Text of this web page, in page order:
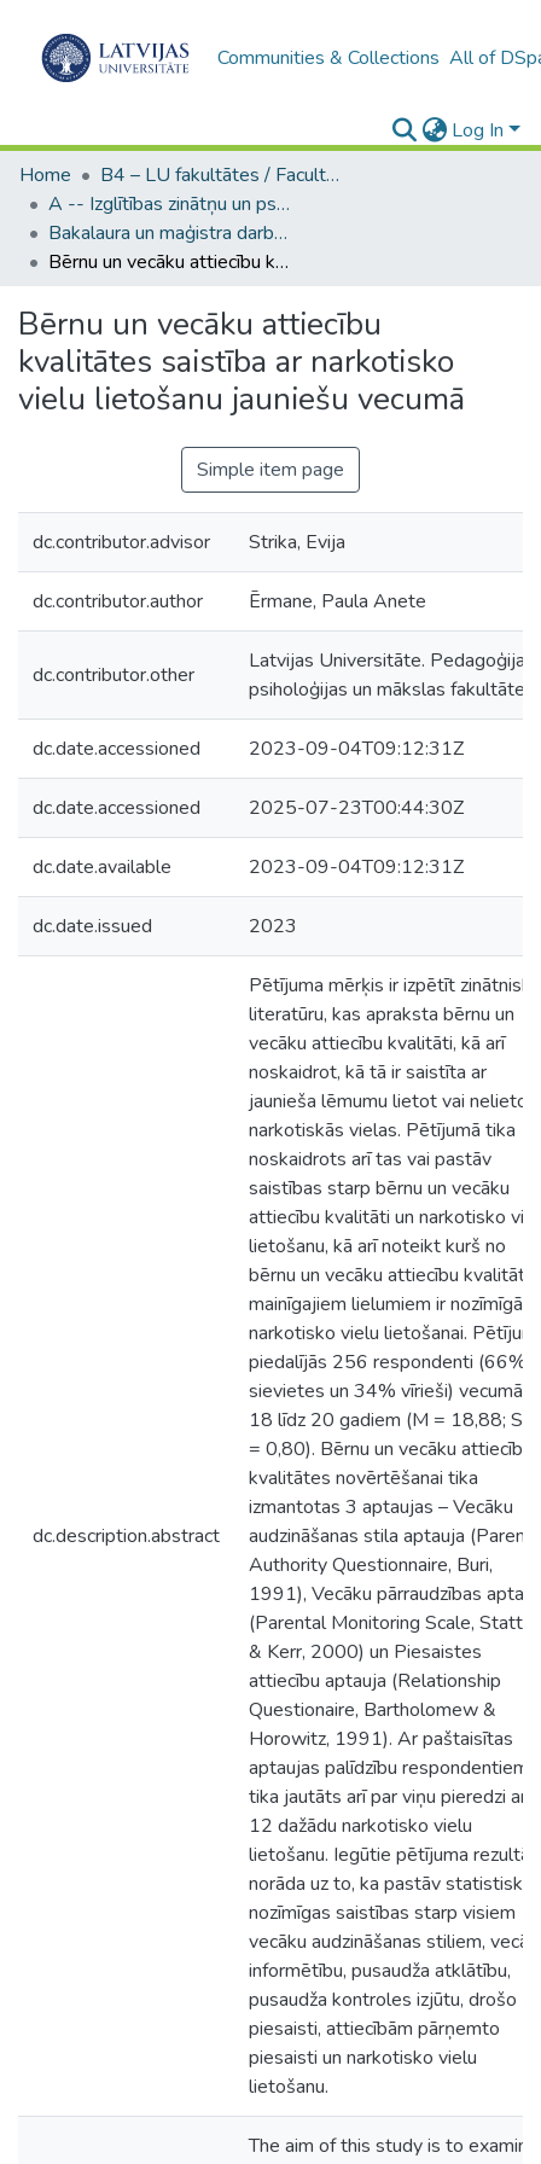
Communities & Collections All of
Log In
Home
B4 – LU fakultātes / Faculties of the UL
A -- Izglītības zinātņu un psiholoģijas fakultāte / Faculty of Education Sciences and Psychology
Bakalaura un maģistra darbi (PPMF) / Bachelor's and Master's theses
Bērnu un vecāku attiecību kvalitātes saistība ar narkotisko vielu lietošanu jauniešu vecumā
Bērnu un vecāku attiecību
kvalitātes saistība ar narkotisko
vielu lietošanu jauniešu vecumā
Simple item page
dc.contributor.advisor Strika, Evija
dc.contributor.author Ērmane, Paula Anete
dc.contributor.other
Latvijas Universitāte. Pedagoģijas,
psiholoģijas un mākslas fakultāte
dc.date.accessioned 2023-09-04T09:12:31Z
dc.date.accessioned 2025-07-23T00:44:30Z
dc.date.available 2023-09-04T09:12:31Z
dc.date.issued 2023
dc.description.abstract
Pētījuma mērķis ir izpētīt zinātnisko
literatūru, kas apraksta bērnu un
vecāku attiecību kvalitāti, kā arī
noskaidrot, kā tā ir saistīta ar
jaunieša lēmumu lietot vai nelietot
narkotiskās vielas. Pētījumā tika
noskaidrots arī tas vai pastāv
saistības starp bērnu un vecāku
attiecību kvalitāti un narkotisko
lietošanu, kā arī noteikt kurš no
bērnu un vecāku attiecību
mainīgajiem lielumiem ir nozīmīgāks
narkotisko vielu lietošanai.
piedalījās 256 respondenti (66%
sievietes un 34% vīrieši) vecumā
18 līdz 20 gadiem (M = 18,88; SD
= 0,80). Bērnu un vecāku attiecību
kvalitātes novērtēšanai tika
izmantotas 3 aptaujas – Vecāku
audzināšanas stila aptauja
Authority Questionnaire, Buri,
1991), Vecāku pārraudzības
(Parental Monitoring Scale, Stattin
& Kerr, 2000) un Piesaistes
attiecību aptauja (Relationship
Questionaire, Bartholomew &
Horowitz, 1991). Ar paštaisītas
aptaujas palīdzību respondentiem
tika jautāts arī par viņu pieredzi ar
12 dažādu narkotisko vielu
lietošanu. Iegūtie pētījuma rezultāti
norāda uz to, ka pastāv statistiski
nozīmīgas saistības starp visiem
vecāku audzināšanas stiliem,
informētību, pusaudža atklātību,
pusaudža kontroles izjūtu, drošo
piesaisti, attiecībām pārņemto
piesaisti un narkotisko vielu
lietošanu.
The aim of this study is to examine